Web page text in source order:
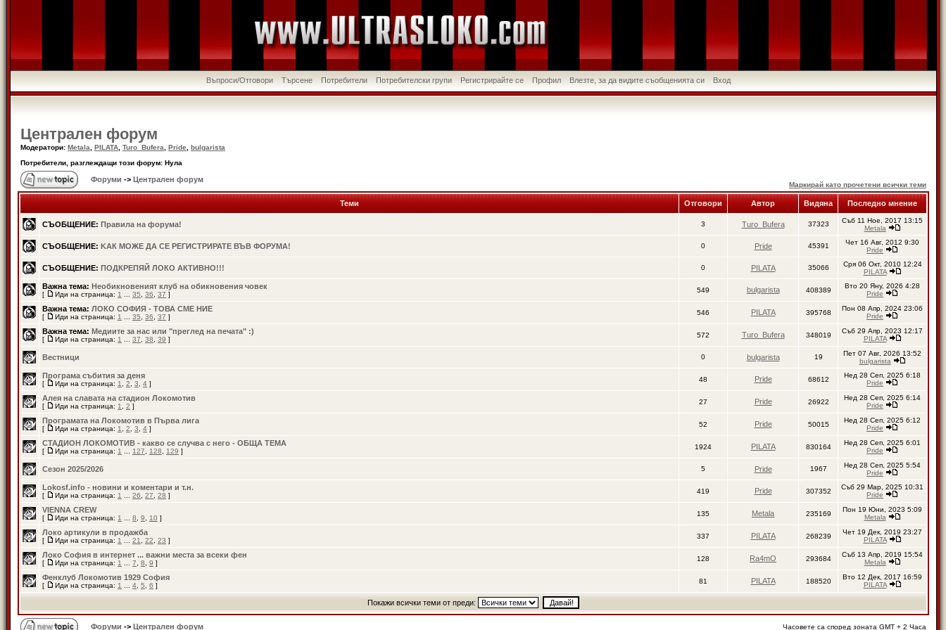
Въпроси/Отговори Търсене Потребители Потребителски групи Регистрирайте се Профил Влезте, за да видите съобщенията си Вход
Централен форум
Модератори: Metala PILATA Turo_Bufera Pride
bulgarista
Потребители, разглеждащи този форум: Нула
Форуми -> Централен форум
Маркирай като прочетени всички теми
Теми Отговори Автор Видяна Последно мнение
СЪОБЩЕНИЕ: Правила на форума! 3 Turo_Bufera 37323
Съб 11 Ное, 2017 13:15
Metala
СЪОБЩЕНИЕ: KАК МОЖЕ ДА СЕ РЕГИСТРИРАТЕ ВЪВ ФОРУМА! 0 Pride 45391
Чет 16 Авг, 2012 9:30
Pride
СЪОБЩЕНИЕ: ПОДКРЕПЯЙ ЛОКО АКТИВНО!!! 0 PILATA 35066
Сря 06 Окт, 2010 12:24
PILATA
Важна тема: Необикновеният клуб на обикновения човек
[ Иди на страница: 1 35 36 37 ]
549 bulgarista 408389
Вто 20 Яну, 2026 4:28
Pride
Важна тема: ЛОКО СОФИЯ - ТОВА СМЕ НИЕ
[ Иди на страница: 1 35 36 37 ]
546 PILATA 395768
Пон 08 Апр, 2024 23:06
Pride
Важна тема: Медиите за нас или "преглед на печата" :)
[ Иди на страница: 1 37 38 39 ]
572 Turo_Bufera 348019
Съб 29 Апр, 2023 12:17
PILATA
Вестници 0 bulgarista 19
Пет 07 Авг, 2026 13:52
bulgarista
Програма събития за деня
[ Иди на страница: 1 2 3 4 ]
48 Pride 68612
Нед 28 Сеп, 2025 6:18
Pride
Алея на славата на стадион Локомотив
[ Иди на страница: 1 2 ]
27 Pride 26922
Нед 28 Сеп, 2025 6:14
Pride
Програмата на Локомотив в Първа лига
[ Иди на страница: 1 2 3 4 ]
52 Pride 50015
Нед 28 Сеп, 2025 6:12
Pride
СТАДИОН ЛОКОМОТИВ - какво се случва с него - ОБЩА ТЕМА
[ Иди на страница: 1 127 128 129 ]
1924 PILATA 830164
Нед 28 Сеп, 2025 6:01
Pride
Сезон 2025/2026 5 Pride 1967
Нед 28 Сеп, 2025 5:54
Pride
Lokosf.info - новини и коментари и т.н.
[ Иди на страница: 1 26 27 28 ]
419 Pride 307352
Съб 29 Мар, 2025 10:31
Pride
VIENNA CREW
[ Иди на страница: 1 8 9 10 ]
135 Metala 235169
Пон 19 Юни, 2023 5:09
Metala
Локо артикули в продажба
[ Иди на страница: 1 21 22 23 ]
337 PILATA 268239
Чет 19 Дек, 2019 23:27
PILATA
Локо София в интернет ... важни места за всеки фен
[ Иди на страница: 1 7 8 9 ]
128 Ra4mO 293684
Съб 13 Апр, 2019 15:54
Metala
Фенклуб Локомотив 1929 София
[ Иди на страница: 1 4 5 6 ]
81 PILATA 188520
Вто 12 Дек, 2017 16:59
PILATA
Покажи всички теми от преди:
Форуми -> Централен форум Часовете са според зоната GMT + 2 Часа